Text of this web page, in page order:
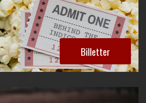
Billetter